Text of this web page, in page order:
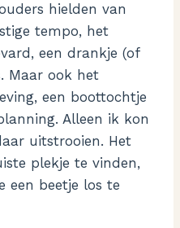
hielden van
tempo, het
een drankje (of
Maar ook het
een boottochtje
Alleen ik kon
uitstrooien. Het
plekje te vinden,
een beetje los te